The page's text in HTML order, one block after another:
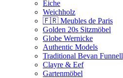
Eiche
Weichholz
🇫🇷 Meubles de Paris
Golden 20s Sitzmöbel
Globe Wernicke
Authentic Models
Traditional Bevan Funnell
Clayre & Eef
Gartenmöbel